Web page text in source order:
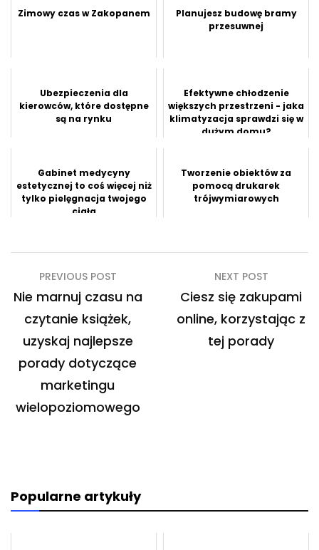
Zimowy czas w Zakopanem
Planujesz budowę bramy
przesuwnej
Ubezpieczenia dla
kierowców, które dostępne
są na rynku
Efektywne chłodzenie
większych przestrzeni - jaka
klimatyzacja sprawdzi się w
dużym domu?
Gabinet medycyny
estetycznej to coś więcej niż
tylko pielęgnacja twojego
ciała
Tworzenie obiektów za
pomocą drukarek
trójwymiarowych
Nawigacja
wpisu
PREVIOUS POST
Nie marnuj czasu na
czytanie książek,
uzyskaj najlepsze
porady dotyczące
marketingu
wielopoziomowego
NEXT POST
Ciesz się zakupami
online, korzystając z
tej porady
Popularne artykuły